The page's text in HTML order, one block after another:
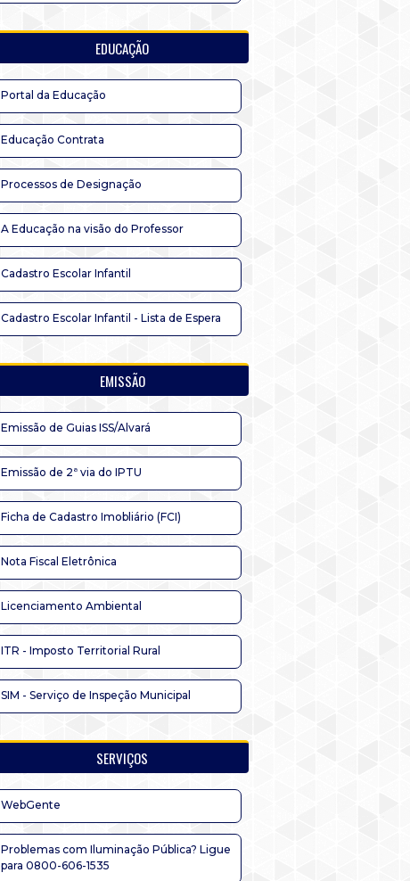
EDUCAÇÃO
Portal da Educação
Educação Contrata
Processos de Designação
A Educação na visão do Professor
Cadastro Escolar Infantil
Cadastro Escolar Infantil - Lista de Espera
EMISSÃO
Emissão de Guias ISS/Alvará
Emissão de 2ª via do IPTU
Ficha de Cadastro Imobliário (FCI)
Nota Fiscal Eletrônica
Licenciamento Ambiental
ITR - Imposto Territorial Rural
SIM - Serviço de Inspeção Municipal
SERVIÇOS
WebGente
Problemas com Iluminação Pública? Ligue
para 0800-606-1535